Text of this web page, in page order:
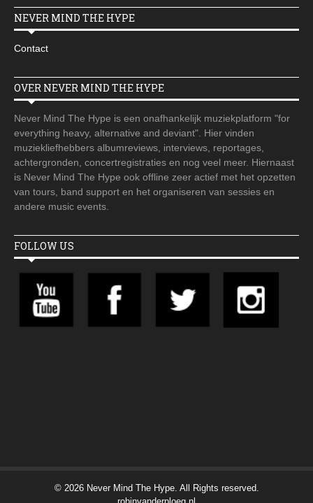
NEVER MIND THE HYPE
Contact
OVER NEVER MIND THE HYPE
Never Mind The Hype is een onafhankelijk muziekplatform "for
everything heavy, alternative and deviant". Hier vinden
muziekliefhebbers albumreviews, interviews, reportages,
achtergronden, concertregistraties en nog veel meer. Hiernaast
is Never Mind The Hype ook offline zeer actief met het opzetten
van tours, band support en het organiseren van sessies en
andere music events.
FOLLOW US
© 2026 Never Mind The Hype. All Rights reserved.